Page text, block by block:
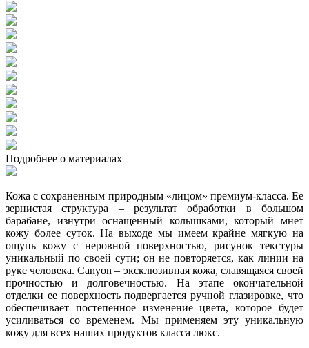
Подробнее о материалах
Кожа с сохраненным природным «лицом» премиум-класса. Ее
зернистая структура – результат обработки в большом
барабане, изнутри оснащенный колышками, который мнет
кожу более суток. На выходе мы имеем крайне мягкую на
ощупь кожу с неровной поверхностью, рисунок текстуры
уникальный по своей сути; он не повторяется, как линии на
руке человека. Canyon – эксклюзивная кожа, славящаяся своей
прочностью и долговечностью. На этапе окончательной
отделки ее поверхность подвергается ручной глазировке, что
обеспечивает постепенное изменение цвета, которое будет
усиливаться со временем. Мы применяем эту уникальную
кожу для всех наших продуктов класса люкс.